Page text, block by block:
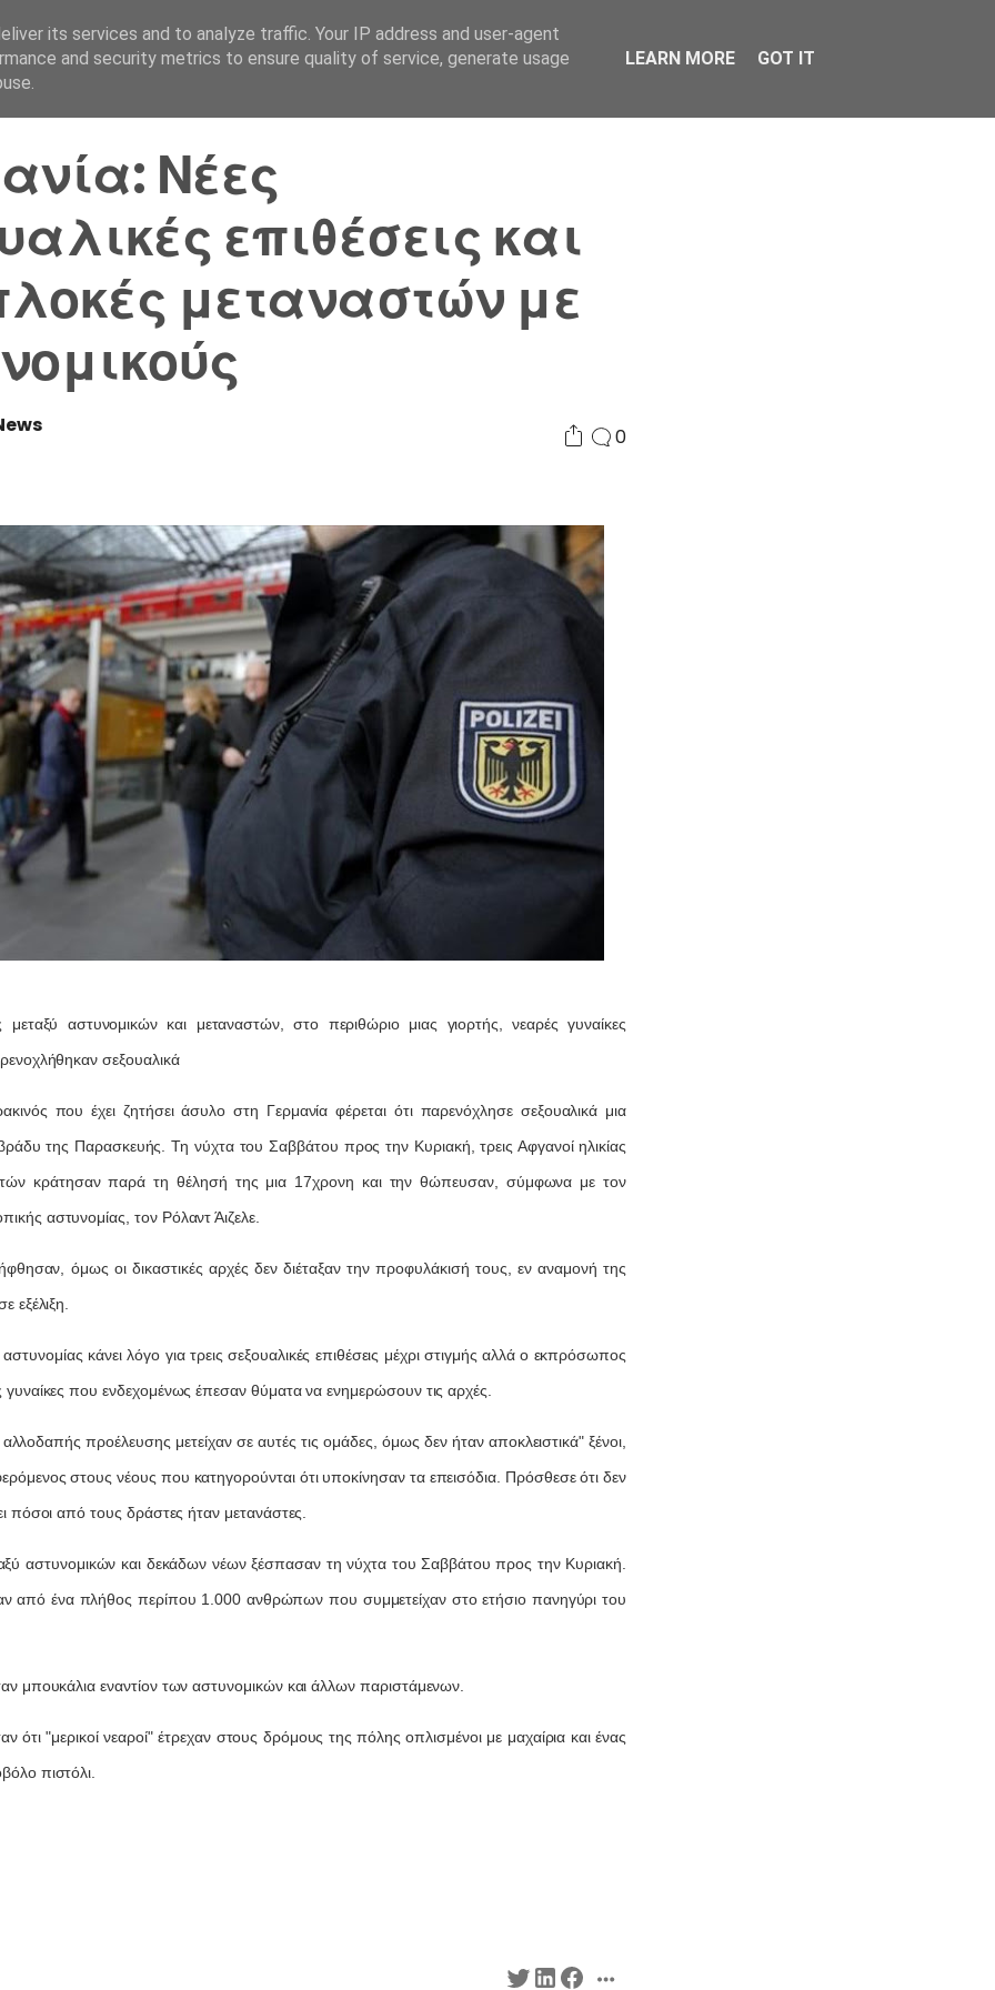
Αρχική Σελίδα Ελλάδα Συνδικαλισμός Σ.Α. Επικοινωνία Κόσμος
Νέες
επιθέσεις και
μεταναστών με
0
μεταξύ αστυνομικών και μεταναστών, στο περιθώριο μιας γιορτής, νεαρές γυναίκες
σεξουαλικά
που έχει ζητήσει άσυλο στη Γερμανία φέρεται ότι παρενόχλησε σεξουαλικά μια
της Παρασκευής. Τη νύχτα του Σαββάτου προς την Κυριακή, τρεις Αφγανοί ηλικίας
κράτησαν παρά τη θέλησή της μια 17χρονη και την θώπευσαν, σύμφωνα με τον
αστυνομίας, τον Ρόλαντ Άιζελε.
όμως οι δικαστικές αρχές δεν διέταξαν την προφυλάκισή τους, εν αναμονή της
εξέλιξη.
κάνει λόγο για τρεις σεξουαλικές επιθέσεις μέχρι στιγμής αλλά ο εκπρόσωπος
γυναίκες που ενδεχομένως έπεσαν θύματα να ενημερώσουν τις αρχές.
προέλευσης μετείχαν σε αυτές τις ομάδες, όμως δεν ήταν αποκλειστικά" ξένοι,
στους νέους που κατηγορούνται ότι υποκίνησαν τα επεισόδια. Πρόσθεσε ότι δεν
πόσοι από τους δράστες ήταν μετανάστες.
αστυνομικών και δεκάδων νέων ξέσπασαν τη νύχτα του Σαββάτου προς την Κυριακή.
από ένα πλήθος περίπου 1.000 ανθρώπων που συμμετείχαν στο ετήσιο πανηγύρι του
μπουκάλια εναντίον των αστυνομικών και άλλων παριστάμενων.
ότι "μερικοί νεαροί" έτρεχαν στους δρόμους της πόλης οπλισμένοι με μαχαίρια και ένας
πιστόλι.
its services and to analyze traffic. Your IP address and user-agent
and security metrics to ensure quality of service, generate usage
LEARN MORE GOT IT